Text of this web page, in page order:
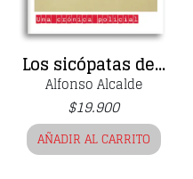
Los sicópatas de...
$19.900
Alfonso Alcalde
AÑADIR AL CARRITO